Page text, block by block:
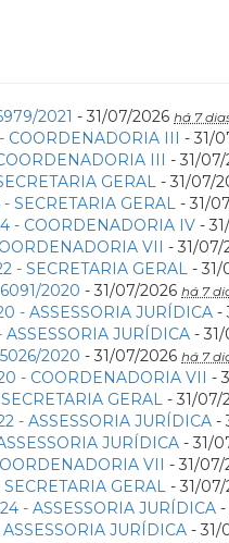
2021 - 31/07/2026 há 7
COORDENADORIA III - 31/
III - 31/
GERAL - 31/07/
SECRETARIA GERAL - 31/
- COORDENADORIA IV -
VII - 31/07/
- SECRETARIA GERAL - 31/
2020 - 31/07/2026 há 7
- ASSESSORIA JURÍDICA -
ASSESSORIA JURÍDICA -
2020 - 31/07/2026 há 7
- COORDENADORIA VII -
GERAL - 31/07/
- ASSESSORIA JURÍDICA -
JURÍDICA - 31/
VII - 31/07/
GERAL - 31/
- ASSESSORIA JURÍDICA -
JURÍDICA - 31/